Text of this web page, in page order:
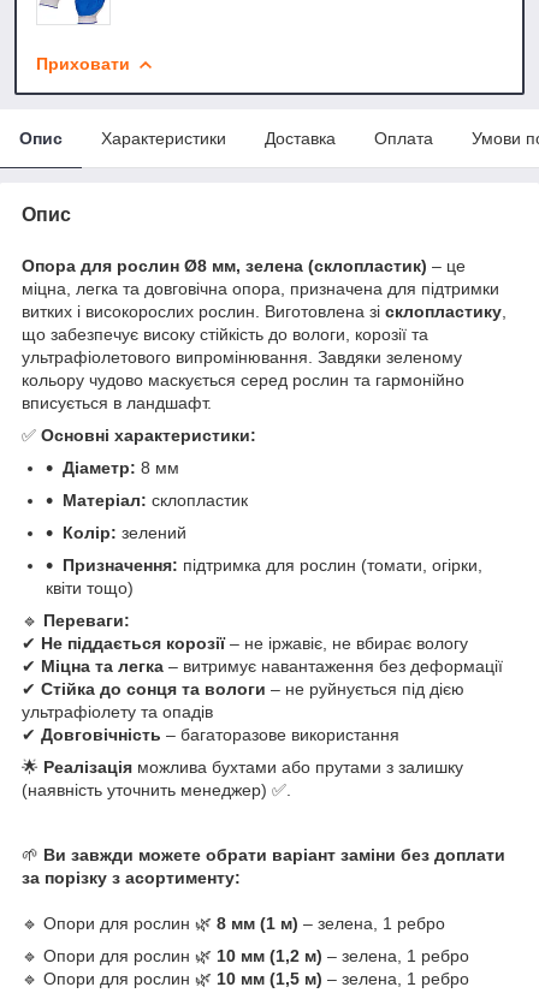
Приховати
Опис Характеристики Доставка Оплата Умови
Опис
Опора для рослин Ø8 мм, зелена (склопластик) – це
міцна, легка та довговічна опора, призначена для підтримки
витких і високорослих рослин. Виготовлена зі склопластику
що забезпечує високу стійкість до вологи, корозії та
ультрафіолетового випромінювання. Завдяки зеленому
кольору чудово маскується серед рослин та гармонійно
вписується в ландшафт.
✅ Основні характеристики:
Діаметр: 8 мм
Матеріал: склопластик
Колір: зелений
Призначення: підтримка для рослин (томати, огірки,
квіти тощо)
🔹 Переваги:
✔ Не піддається корозії– не іржавіє, не вбирає вологу
✔ Міцна та легка – витримує навантаження без деформації
✔ Стійка до сонця та вологи – не руйнується під дією
ультрафіолету та опадів
✔ Довговічність – багаторазове використання
🌟 Реалізація можлива бухтами або прутами з залишку
(наявність уточнить менеджер) ✅.
🌱 Ви завжди можете обрати варіант заміни без доплати
за порізку з асортименту:
🔹 Опори для рослин 🌿 8 мм (1 м) – зелена, 1 ребро
🔹 Опори для рослин 🌿 10 мм (1,2 м) – зелена, 1 ребро
🔹 Опори для рослин 🌿 10 мм (1,5 м) – зелена, 1 ребро